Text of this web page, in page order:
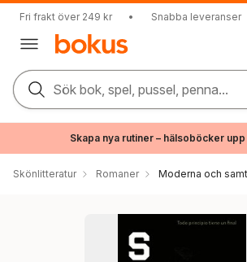
Fri frakt över 249 kr • Snabba leveranser
Sök bok, spel, pussel, penna...
Skapa nya rutiner – hälsoböcker
Skönlitteratur Romaner Moderna och